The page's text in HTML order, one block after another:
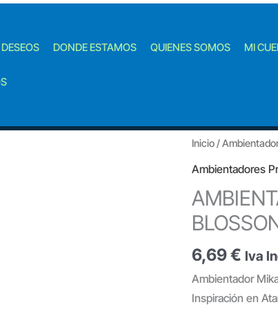
DONDE ESTAMOS QUIENES SOMOS MI
Inicio/
Ambientadores
6,69€ Iva
Ambientador
Inspiración en